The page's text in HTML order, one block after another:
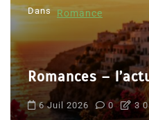
Dans Romance
Romances –
6 Juil 2026 0 3